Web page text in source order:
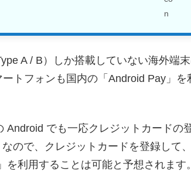
A / B）しか搭載していない海外端
トフォンも国内の「Android Pay」を
Android でも一応クレジットカードの
ので、クレジットカードを登録して
を利用することは可能と予想されます。